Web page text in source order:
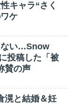
キャラ“さく
ケ
ない…Snow
投稿した「被
賛の声
滉と結婚＆妊